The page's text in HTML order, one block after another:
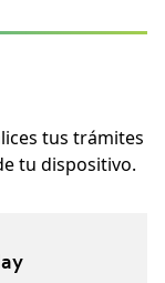
tus trámites
tu dispositivo.